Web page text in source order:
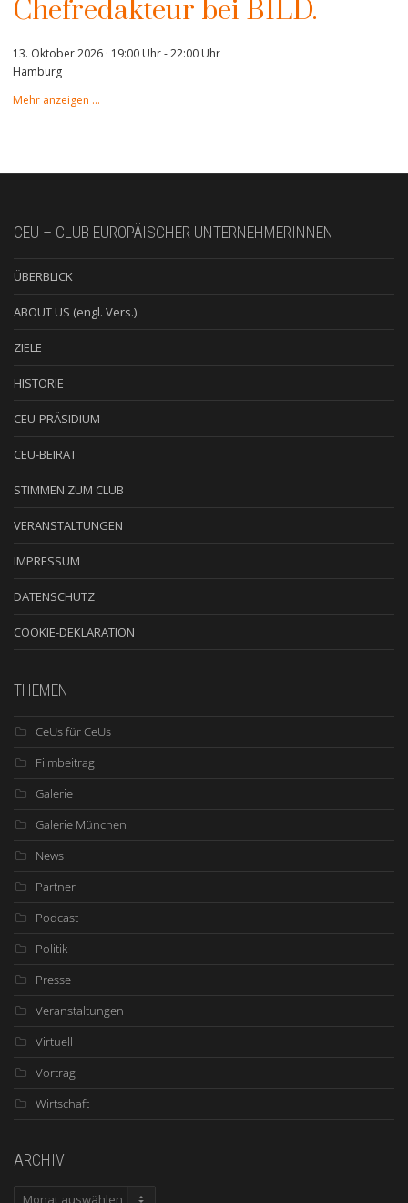
Chefredakteur bei BILD.
13. Oktober 2026 · 19:00 Uhr-22:00 Uhr
Hamburg
Mehr anzeigen …
CEU – CLUB EUROPÄISCHER UNTERNEHMERINNEN
ÜBERBLICK
ABOUT US (engl. Vers.)
ZIELE
HISTORIE
CEU-PRÄSIDIUM
CEU-BEIRAT
STIMMEN ZUM CLUB
VERANSTALTUNGEN
IMPRESSUM
DATENSCHUTZ
COOKIE-DEKLARATION
THEMEN
CeUs für CeUs
Filmbeitrag
Galerie
Galerie München
News
Partner
Podcast
Politik
Presse
Veranstaltungen
Virtuell
Vortrag
Wirtschaft
ARCHIV
ARCHIV